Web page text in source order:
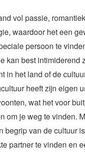
vol passie,
waardoor het een
persoon te
kan best intimiderend
in het land of de
heeft zijn eigen
wat het voor
om je weg te vinden.
begrip van de cultuur
partner te vinden en